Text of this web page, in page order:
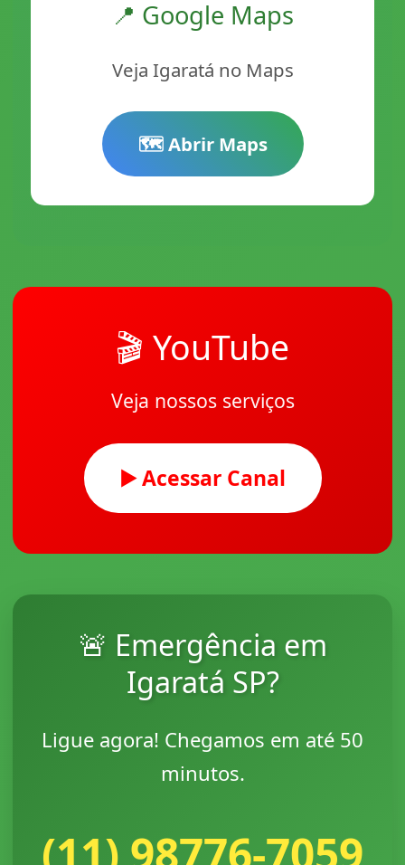
📍 Google Maps
Veja Igaratá no Maps
🗺️ Abrir Maps
🎬 YouTube
Veja nossos serviços
▶️ Acessar Canal
🚨 Emergência em
Igaratá SP?
Ligue agora! Chegamos em até 50
minutos.